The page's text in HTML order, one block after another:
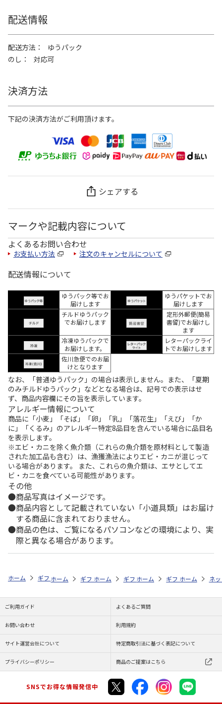
配送情報
配送方法
ゆうパック
のし
対応可
決済方法
下記の決済方法がご利用頂けます。
シェアする
マークや記載内容について
よくあるお問い合わせ
お支払い方法 注文のキャンセルについて
配送情報について
ゆうパック等でお
届けします
ゆうパケットでお
届けします
チルドゆうパック
でお届けします
定形外郵便(簡易
書留)でお届けし
ます
冷凍ゆうパックで
お届けします。
レターパックライ
トでお届けします
佐川急便でのお届
けとなります
なお、「普通ゆうパック」の場合は表示しません。また、「夏期
のみチルドゆうパック」などとなる場合は、記号での表示はせ
ず、商品内容欄にその旨を表示しています。
アレルギー情報について
商品に「小麦」「そば」「卵」「乳」「落花生」「えび」「か
に」「くるみ」のアレルギー特定8品目を含んでいる場合に品目名
を表示します。
※エビ・カニを除く魚介類（これらの魚介類を原材料として製造
された加工品も含む）は、漁獲漁法によりエビ・カニが混じって
いる場合があります。 また、これらの魚介類は、エサとしてエ
ビ・カニを食べている可能性があります。
その他
商品写真はイメージです。
商品内容として記載されていない「小道具類」はお届け
する商品に含まれておりません。
商品の色は、ご覧になるパソコンなどの環境により、実
際と異なる場合があります。
ホーム ギフトストア お中元・夏ギフト特集 2026 そうめん・麺類
ホーム ギフトストア お中元・夏ギフト特集 2026
ホーム ギフトストア お中元・夏ギフト
ホーム ギフトストア お
ホーム ネ
ご利用ガイド よくあるご質問
お問い合わせ 利用規約
サイト運営会社について 特定商取引法に基づく表記について
プライバシーポリシー 商品のご提案はこちら
SNSでお得な情報発信中